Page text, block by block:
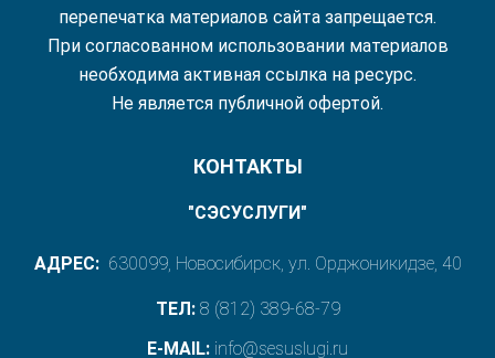
перепечатка материалов сайта запрещается.
При согласованном использовании материалов
необходима активная ссылка на ресурс.
Не является публичной офертой.
КОНТАКТЫ
"СЭСУСЛУГИ"
АДРЕС: 630099, Новосибирск, ул. Орджоникидзе, 40
ТЕЛ: 8 (812) 389-68-79
E-MAIL: info@sesuslugi.ru